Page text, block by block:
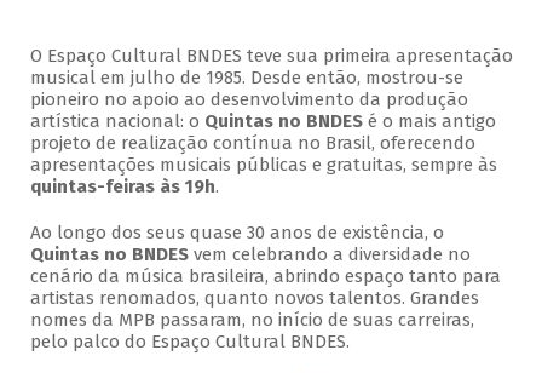
O Espaço Cultural BNDES teve sua primeira apresentação
musical em julho de 1985. Desde então, mostrou-se
pioneiro no apoio ao desenvolvimento da produção
artística nacional: o Quintas no BNDESé o mais antigo
projeto de realização contínua no Brasil, oferecendo
apresentações musicais públicas e gratuitas, sempre às
quintas-feiras às 19h.
Ao longo dos seus quase 30 anos de existência, o
Quintas no BNDESvem celebrando a diversidade no
cenário da música brasileira, abrindo espaço tanto para
artistas renomados, quanto novos talentos. Grandes
nomes da MPB passaram, no início de suas carreiras,
pelo palco do Espaço Cultural BNDES.